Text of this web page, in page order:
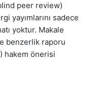
peer review)
yayımlarını sadece
yoktur. Makale
benzerlik raporu
hakem önerisi